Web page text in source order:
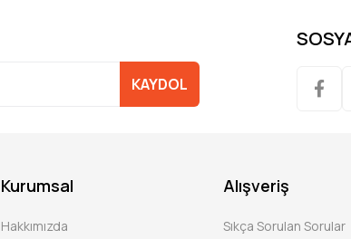
KAYDOL
Kurumsal
Hakkımızda
Alışveriş
Sıkça Sorulan Sorular